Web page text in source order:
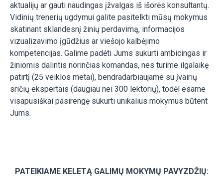
aktualijų ar gauti naudingas įžvalgas iš išorės konsultantų.
Vidinių trenerių ugdymui galite pasitelkti mūsų mokymus
skatinant sklandesnį žinių perdavimą, informacijos
vizualizavimo įgūdžius ar viešojo kalbėjimo
kompetencijas. Galime padėti Jums sukurti ambicingas ir
žiniomis dalintis norinčias komandas, nes turime ilgalaikę
patirtį (25 veiklos metai), bendradarbiaujame su įvairių
sričių ekspertais (daugiau nei 300 lektorių), todėl esame
visapusiškai pasirengę sukurti unikalius mokymus būtent
Jums.
PATEIKIAME KELETĄ GALIMŲ MOKYMŲ PAVYZDŽIŲ: